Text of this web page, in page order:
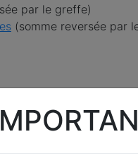
par le greffe)
(somme reversée par